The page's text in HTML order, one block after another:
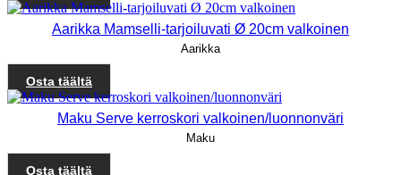
Aarikka Mamselli-tarjoiluvati Ø 20cm valkoinen
Aarikka
Osta täältä
Maku Serve kerroskori valkoinen/luonnonväri
Maku
Osta täältä